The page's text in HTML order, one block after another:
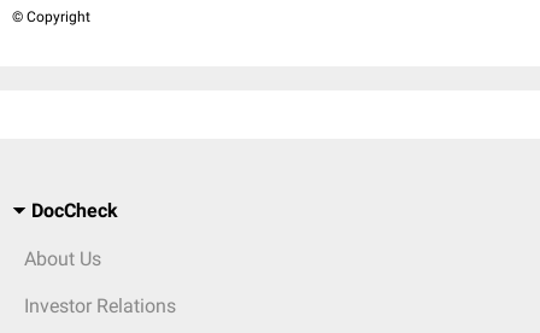
© Copyright
DocCheck
About Us
Investor Relations